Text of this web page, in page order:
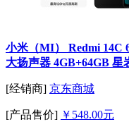
小米（MI） Redmi 14C
大扬声器 4GB+64GB
[经销商] 京东商城
[产品售价] ￥548.00元